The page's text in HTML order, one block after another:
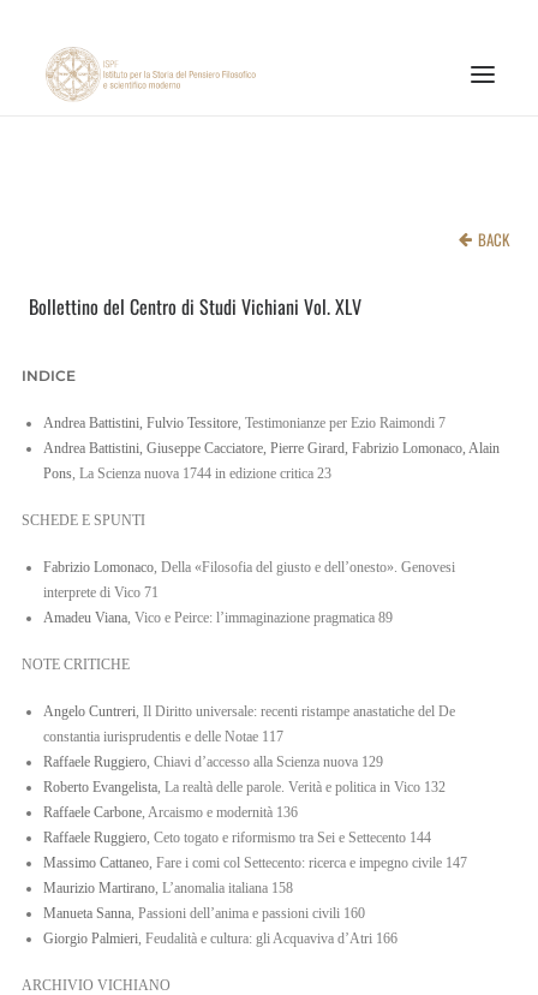
NOTIZIE ED EVENTI
PAGINA FACEBOOK ISPF
IT
EN
BACK
Bollettino del Centro di Studi Vichiani Vol. XLV
INDICE
Andrea Battistini, Fulvio Tessitore, Testimonianze per Ezio Raimondi 7
Andrea Battistini, Giuseppe Cacciatore, Pierre Girard, Fabrizio Lomonaco, Alain
Pons, La Scienza nuova 1744 in edizione critica 23
SCHEDE E SPUNTI
Fabrizio Lomonaco, Della «Filosofia del giusto e dell’onesto». Genovesi
interprete di Vico 71
Amadeu Viana, Vico e Peirce: l’immaginazione pragmatica 89
NOTE CRITICHE
Angelo Cuntreri, Il Diritto universale: recenti ristampe anastatiche del De
constantia iurisprudentis e delle Notae 117
Raffaele Ruggiero, Chiavi d’accesso alla Scienza nuova 129
Roberto Evangelista, La realtà delle parole. Verità e politica in Vico 132
Raffaele Carbone, Arcaismo e modernità 136
Raffaele Ruggiero, Ceto togato e riformismo tra Sei e Settecento 144
Massimo Cattaneo, Fare i comi col Settecento: ricerca e impegno civile 147
Maurizio Martirano, L’anomalia italiana 158
Manueta Sanna, Passioni dell’anima e passioni civili 160
Giorgio Palmieri, Feudalità e cultura: gli Acquaviva d’Atri 166
ARCHIVIO VICHIANO